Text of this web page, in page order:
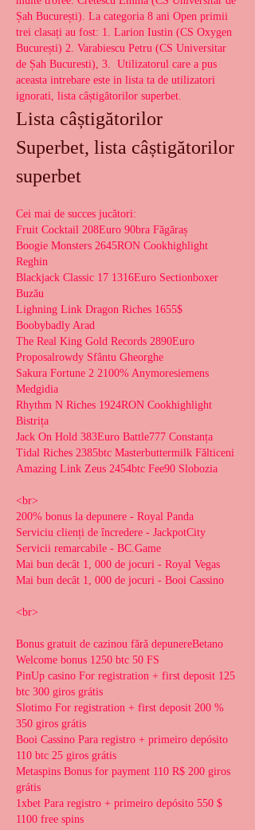
Șah București). La categoria 8 ani Open primii
trei clasați au fost: 1. Larion Iustin (CS Oxygen
București) 2. Varabiescu Petru (CS Universitar
de Șah Bucuresti), 3.  Utilizatorul care a pus
aceasta intrebare este in lista ta de utilizatori
ignorati, lista câștigătorilor superbet.
Lista câștigătorilor
Superbet, lista câștigătorilor
superbet
Cei mai de succes jucători:
Fruit Cocktail 208Euro 90bra Făgăraș
Boogie Monsters 2645RON Cookhighlight
Reghin
Blackjack Classic 17 1316Euro Sectionboxer
Buzău
Lighning Link Dragon Riches 1655$
Boobybadly Arad
The Real King Gold Records 2890Euro
Proposalrowdy Sfântu Gheorghe
Sakura Fortune 2 2100% Anymoresiemens
Medgidia
Rhythm N Riches 1924RON Cookhighlight
Bistrița
Jack On Hold 383Euro Battle777 Constanța
Tidal Riches 2385btc Masterbuttermilk Fălticeni
Amazing Link Zeus 2454btc Fee90 Slobozia
<br>
200% bonus la depunere - Royal Panda
Serviciu clienți de încredere - JackpotCity
Servicii remarcabile - BC.Game
Mai bun decât 1, 000 de jocuri - Royal Vegas
Mai bun decât 1, 000 de jocuri - Booi Cassino
<br>
Bonus gratuit de cazinou fără depunereBetano
Welcome bonus 1250 btc 50 FS
PinUp casino For registration + first deposit 125
btc 300 giros grátis
Slotimo For registration + first deposit 200 %
350 giros grátis
Booi Cassino Para registro + primeiro depósito
110 btc 25 giros grátis
Metaspins Bonus for payment 110 R$ 200 giros
grátis
1xbet Para registro + primeiro depósito 550 $
1100 free spins